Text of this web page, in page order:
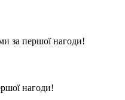
за першої нагоди!
нагоди!